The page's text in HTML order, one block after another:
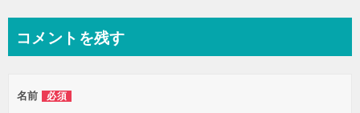
ビ
ー
コメントを残す
名前 必須